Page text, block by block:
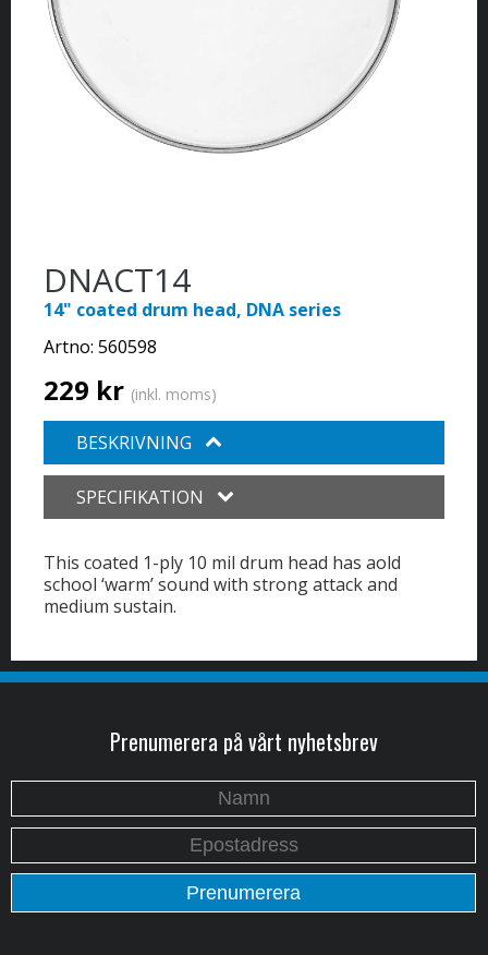
DNACT14
14" coated drum head, DNA series
Artno: 560598
229 kr (inkl. moms)
BESKRIVNING
SPECIFIKATION
This coated 1-ply 10 mil drum head has aold
school ‘warm’ sound with strong attack and
medium sustain.
Prenumerera på vårt nyhetsbrev